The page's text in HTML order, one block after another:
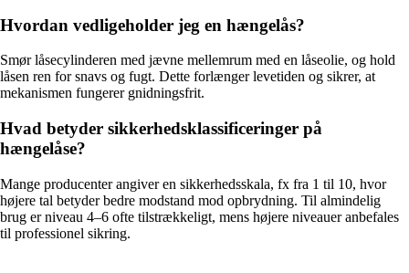
Hvordan vedligeholder jeg en hængelås?
Smør låsecylinderen med jævne mellemrum med en låseolie, og hold
låsen ren for snavs og fugt. Dette forlænger levetiden og sikrer, at
mekanismen fungerer gnidningsfrit.
Hvad betyder sikkerhedsklassificeringer på
hængelåse?
Mange producenter angiver en sikkerhedsskala, fx fra 1 til 10, hvor
højere tal betyder bedre modstand mod opbrydning. Til almindelig
brug er niveau 4–6 ofte tilstrækkeligt, mens højere niveauer anbefales
til professionel sikring.